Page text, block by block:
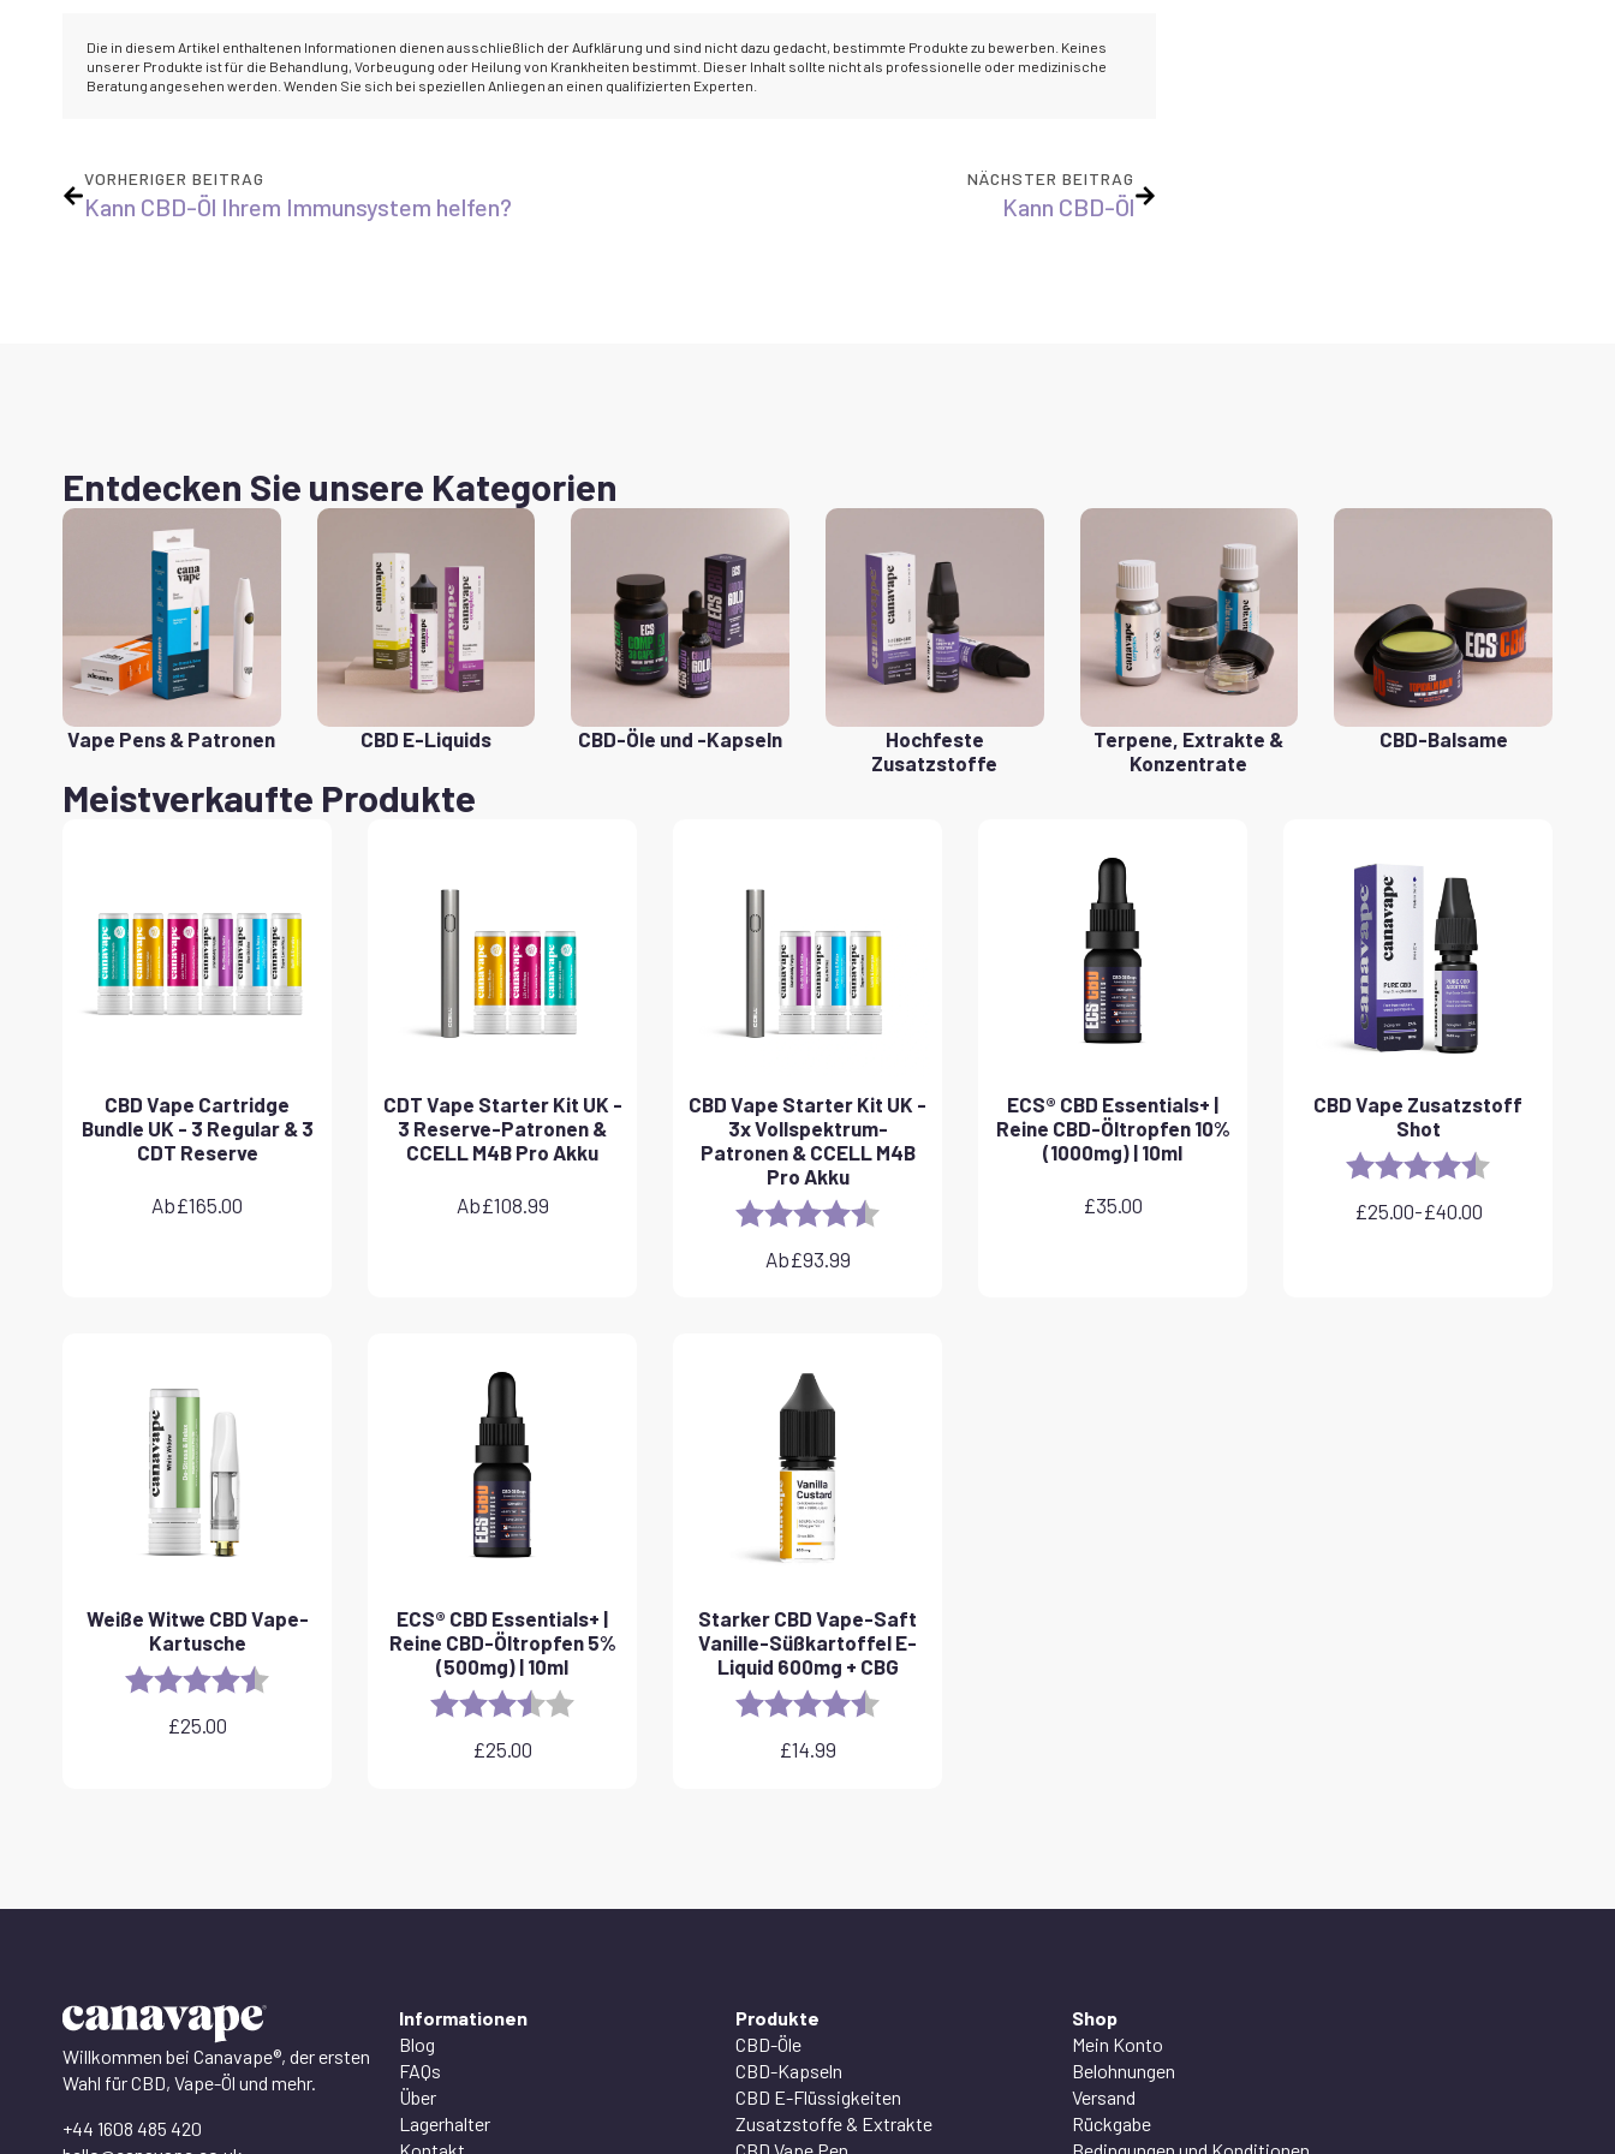
Die in diesem Artikel enthaltenen Informationen dienen ausschließlich der Aufklärung und sind nicht dazu gedacht, bestimmte Produkte zu bewerben. Keines
unserer Produkte ist für die Behandlung, Vorbeugung oder Heilung von Krankheiten bestimmt. Dieser Inhalt sollte nicht als professionelle oder medizinische
Beratung angesehen werden. Wenden Sie sich bei speziellen Anliegen an einen qualifizierten Experten.
VORHERIGER BEITRAG
Kann CBD-Öl Ihrem Immunsystem helfen?
NÄCHSTER BEITRAG
Kann CBD-Öl
Entdecken Sie unsere Kategorien
Vape Pens & Patronen CBD E-Liquids CBD-Öle und -Kapseln
Hochfeste
Zusatzstoffe
Terpene, Extrakte &
Konzentrate
CBD-Balsame
Meistverkaufte Produkte
CBD Vape Cartridge
Bundle UK - 3 Regular & 3
CDT Reserve
Ab£165.00
CDT Vape Starter Kit UK -
3 Reserve-Patronen &
CCELL M4B Pro Akku
Ab£108.99
CBD Vape Starter Kit UK -
3x Vollspektrum-
Patronen & CCELL M4B
Pro Akku
Rating:
Ab£93.99
ECS® CBD Essentials+ |
Reine CBD-Öltropfen 10%
(1000mg) | 10ml
£35.00
CBD Vape Zusatzstoff
Shot
Rating:
£25.00-£40.00
Preisspanne:
Weiße Witwe CBD Vape-
Kartusche
Rating:
£25.00
ECS® CBD Essentials+ |
Reine CBD-Öltropfen 5%
(500mg) | 10ml
Rating:
£25.00
Starker CBD Vape-Saft
Vanille-Süßkartoffel E-
Liquid 600mg + CBG
Rating:
£14.99
Willkommen bei Canavape®, der ersten
Wahl für CBD, Vape-Öl und mehr.
+44 1608 485 420
Informationen
Blog
FAQs
Über
Lagerhalter
Produkte
CBD-Öle
CBD-Kapseln
CBD E-Flüssigkeiten
Zusatzstoffe & Extrakte
Shop
Mein Konto
Belohnungen
Versand
Rückgabe